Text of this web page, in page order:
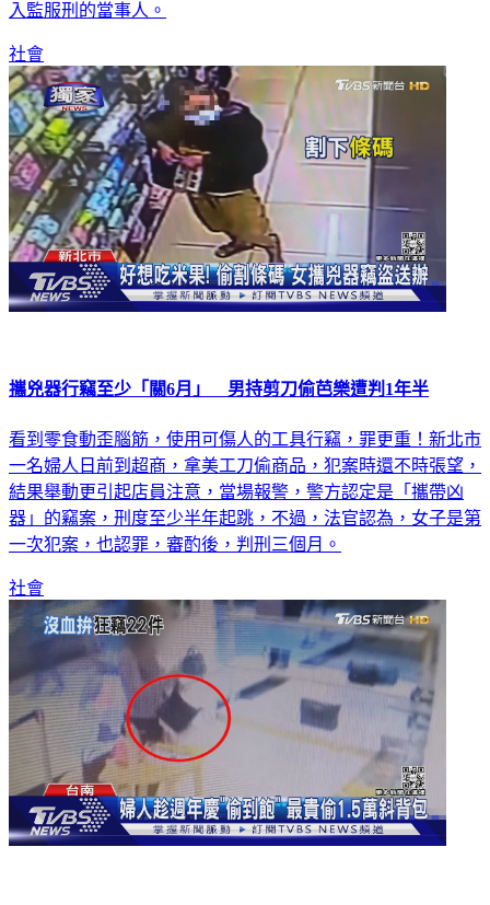
入監服刑的當事人。
社會
攜兇器行竊至少「關6月」 男持剪刀偷芭樂遭判1年半
看到零食動歪腦筋，使用可傷人的工具行竊，罪更重！新北市
一名婦人日前到超商，拿美工刀偷商品，犯案時還不時張望，
結果舉動更引起店員注意，當場報警，警方認定是「攜帶凶
器」的竊案，刑度至少半年起跳，不過，法官認為，女子是第
一次犯案，也認罪，審酌後，判刑三個月。
社會